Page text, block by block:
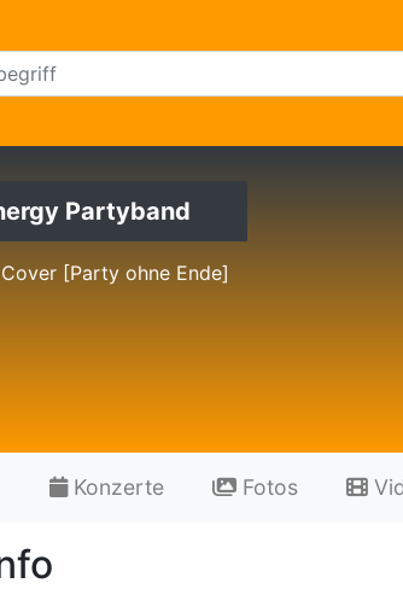
Partyband
[Party ohne Ende]
Konzerte Fotos